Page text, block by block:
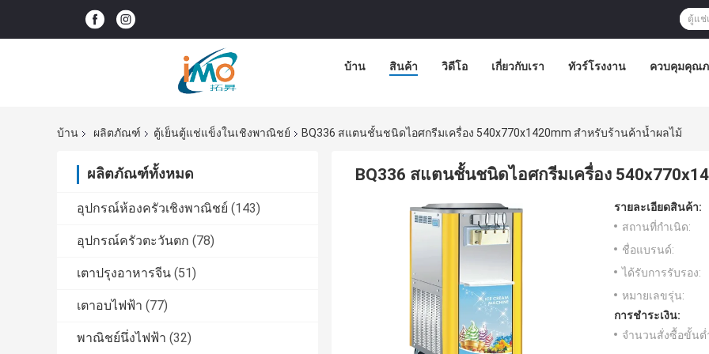
บ้าน สินค้า วิดีโอ เกี่ยวกับเรา ทัวร์โรงงาน ควบคุมคุณ
บ้าน ผลิตภัณฑ์ ตู้เย็นตู้แช่แข็งในเชิงพาณิชย์ BQ336 สแตนชั้นชนิดไอศกรีมเครื่อง 540x770x1420mm สำหรับร้านค้าน้ำผลไม้
ผลิตภัณฑ์ทั้งหมด
อุปกรณ์ห้องครัวเชิงพาณิชย์ (143)
อุปกรณ์ครัวตะวันตก (78)
เตาปรุงอาหารจีน (51)
เตาอบไฟฟ้า (77)
พาณิชย์นึ่งไฟฟ้า (32)
BQ336 สแตนชั้นชนิดไอศกรีมเครื่อง
รายละเอียดสินค้า:
สถานที่กำเนิด:
ชื่อแบรนด์:
ได้รับการรับรอง:
หมายเลขรุ่น:
การชำระเงิน:
จำนวนสั่งซื้อขั้นต่